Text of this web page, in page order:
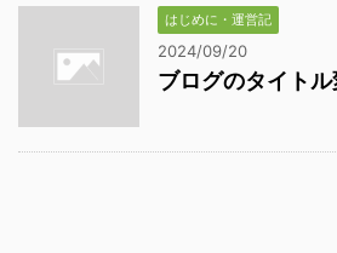
はじめに・運営記
2024/09/20
ブログのタイトル